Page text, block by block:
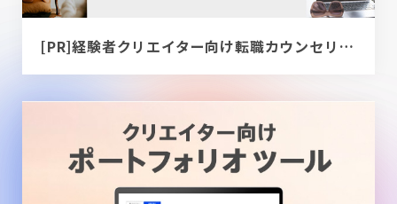
[PR]経験者クリエイター向け転職カウンセリング｜デザイナー / ディレクター / エンジニア